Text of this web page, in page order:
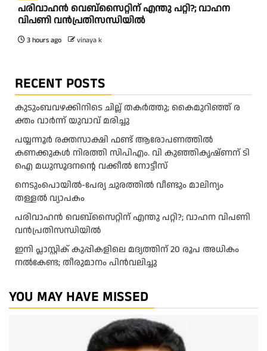
പരിവാഹൻ വെബ്സൈറ്റിന് എന്തു പറ്റി?; വാഹന
വിപണി വന്‍പ്രതിസന്ധിയിൽ
3 hours ago vinaya k
RECENT POSTS
കു​ടും​ബ​വ​ഴ​ക്കി​നി​ടെ ചി​ല്ല് ത​ക​ർ​ത്തു; കൈ​മു​റി​ഞ്ഞ് ര​
ക്തം വാ​ർ​ന്ന് യു​വാ​വ് മ​രി​ച്ചു
പയ്യന്നൂർ രക്തസാക്ഷി ഫണ്ട് ആരോപണത്തിൽ
കണക്കുകൾ നിരത്തി സിപിഎം. വി കുഞ്ഞികൃഷ്ണന് ടി
ഐ മധുസൂദനൻ്റെ വക്കീൽ നോട്ടീസ്
നെടുംപൊയിൽ-പേര്യ ചുരത്തിൽ വീണ്ടും മാലിന്യം
തള്ളൽ വ്യാപകം
പരിവാഹൻ വെബ്സൈറ്റിന് എന്തു പറ്റി?; വാഹന വിപണി
വന്‍പ്രതിസന്ധിയിൽ
ഇനി പ്ലാസ്റ്റിക് കുപ്പികളിലെ മദ്യത്തിന് 20 രൂപ അധികം
നല്‍കേണ്ട; തീരുമാനം പിന്‍വലിച്ചു
YOU MAY HAVE MISSED